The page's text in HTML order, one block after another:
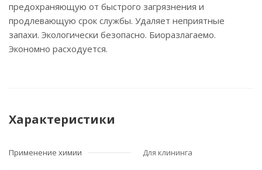
предохраняющую от быстрого загрязнения и
продлевающую срок службы. Удаляет неприятные
запахи. Экологически безопасно. Биоразлагаемо.
Экономно расходуется.
Характеристики
Применение химии Для клининга